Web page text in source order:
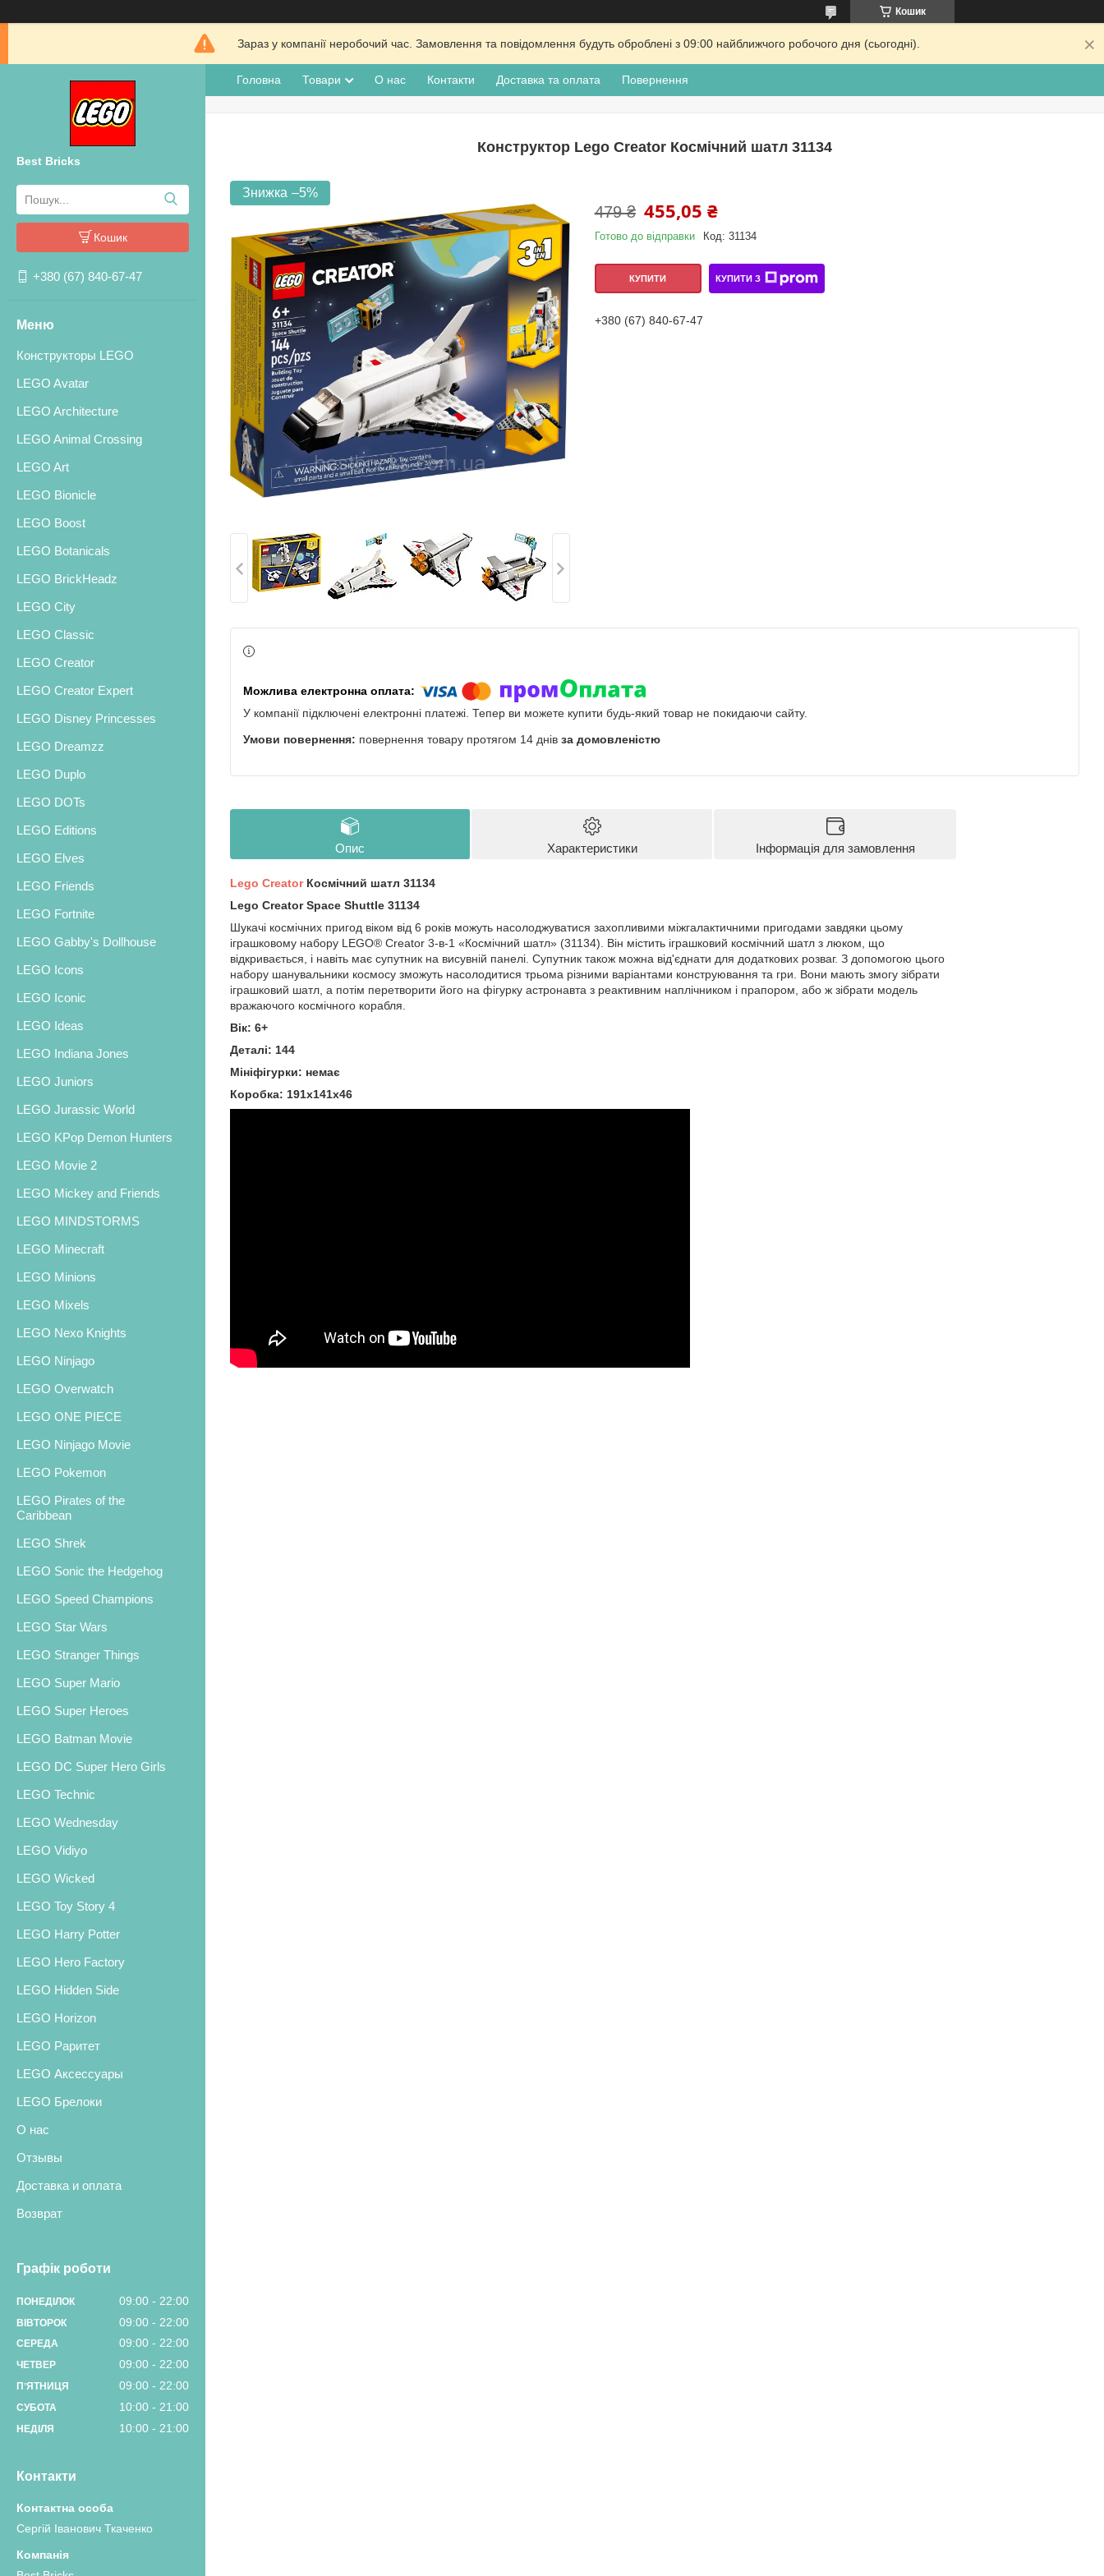
Кошик
Зараз у компанії неробочий час. Замовлення та повідомлення будуть оброблені з 09:00 найближчого робочого дня (сьогодні).
Best Bricks
Кошик
+380 (67) 840-67-47
Конструкторы LEGO
LEGO Avatar
LEGO Architecture
LEGO Animal Crossing
LEGO Art
LEGO Bionicle
LEGO Boost
LEGO Botanicals
LEGO BrickHeadz
LEGO City
LEGO Classic
LEGO Creator
LEGO Creator Expert
LEGO Disney Princesses
LEGO Dreamzz
LEGO Duplo
LEGO DOTs
LEGO Editions
LEGO Elves
LEGO Friends
LEGO Fortnite
LEGO Gabby's Dollhouse
LEGO Icons
LEGO Iconic
LEGO Ideas
LEGO Indiana Jones
LEGO Juniors
LEGO Jurassic World
LEGO KPop Demon Hunters
LEGO Movie 2
LEGO Mickey and Friends
LEGO MINDSTORMS
LEGO Minecraft
LEGO Minions
LEGO Mixels
LEGO Nexo Knights
LEGO Ninjago
LEGO Overwatch
LEGO ONE PIECE
LEGO Ninjago Movie
LEGO Pokemon
LEGO Pirates of the
Caribbean
LEGO Shrek
LEGO Sonic the Hedgehog
LEGO Speed Champions
LEGO Star Wars
LEGO Stranger Things
LEGO Super Mario
LEGO Super Heroes
LEGO Batman Movie
LEGO DC Super Hero Girls
LEGO Technic
LEGO Wednesday
LEGO Vidiyo
LEGO Wicked
LEGO Toy Story 4
LEGO Harry Potter
LEGO Hero Factory
LEGO Hidden Side
LEGO Horizon
LEGO Раритет
LEGO Аксессуары
LEGO Брелоки
О нас
Отзывы
Доставка и оплата
Возврат
Графік роботи
ПОНЕДІЛОК 09:00 22:00
ВІВТОРОК 09:00 22:00
СЕРЕДА 09:00 22:00
ЧЕТВЕР 09:00 22:00
ПʼЯТНИЦЯ 09:00 22:00
СУБОТА 10:00 21:00
НЕДІЛЯ 10:00 21:00
Контакти
Сергій Іванович Ткаченко
Головна Товари О нас Контакти Доставка та оплата Повернення
Конструктор Lego Creator Космічний шатл 31134
–5%
479 ₴ 455,05 ₴
Готово до відправки Код: 31134
КУПИТИ КУПИТИ З
+380 (67) 840-67-47
У компанії підключені електронні платежі. Тепер ви можете купити будь-який товар не покидаючи сайту.
повернення товару протягом 14 днів за домовленістю
Опис Характеристики Інформація для замовлення
Lego CreatorКосмічний шатл 31134
Lego Creator Space Shuttle 31134
Шукачі космічних пригод віком від 6 років можуть насолоджуватися захопливими міжгалактичними пригодами завдяки цьому
іграшковому набору LEGO® Creator 3-в-1 «Космічний шатл» (31134). Він містить іграшковий космічний шатл з люком, що
відкривається, і навіть має супутник на висувній панелі. Супутник також можна від'єднати для додаткових розваг. З допомогою цього
набору шанувальники космосу зможуть насолодитися трьома різними варіантами конструювання та гри. Вони мають змогу зібрати
іграшковий шатл, а потім перетворити його на фігурку астронавта з реактивним наплічником і прапором, або ж зібрати модель
вражаючого космічного корабля.
Вік: 6+
Деталі: 144
Мініфігурки: немає
Коробка: 191х141х46